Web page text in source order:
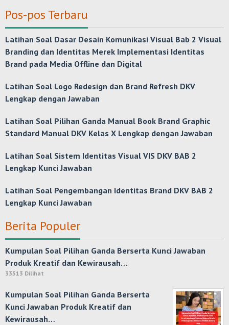
Pos-pos Terbaru
Latihan Soal Dasar Desain Komunikasi Visual Bab 2 Visual
Branding dan Identitas Merek Implementasi Identitas
Brand pada Media Offline dan Digital
Latihan Soal Logo Redesign dan Brand Refresh DKV
Lengkap dengan Jawaban
Latihan Soal Pilihan Ganda Manual Book Brand Graphic
Standard Manual DKV Kelas X Lengkap dengan Jawaban
Latihan Soal Sistem Identitas Visual VIS DKV BAB 2
Lengkap Kunci Jawaban
Latihan Soal Pengembangan Identitas Brand DKV BAB 2
Lengkap Kunci Jawaban
Berita Populer
Kumpulan Soal Pilihan Ganda Berserta Kunci Jawaban
Produk Kreatif dan Kewirausah…
33513 Dilihat
Kumpulan Soal Pilihan Ganda Berserta
Kunci Jawaban Produk Kreatif dan
Kewirausah…